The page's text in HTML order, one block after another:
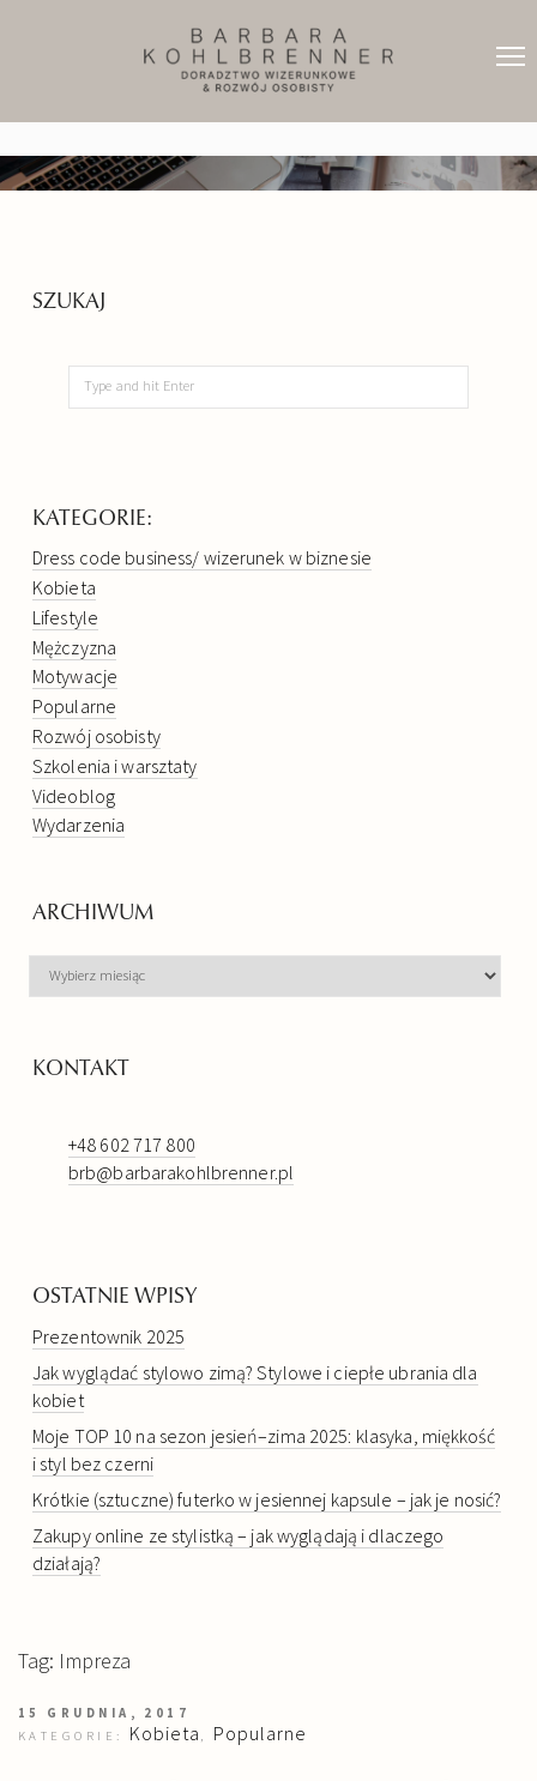
SZUKAJ
KATEGORIE:
Dress code business/ wizerunek w biznesie
Kobieta
Lifestyle
Mężczyzna
Motywacje
Popularne
Rozwój osobisty
Szkolenia i warsztaty
Videoblog
Wydarzenia
ARCHIWUM
KONTAKT
+48 602 717 800
brb@barbarakohlbrenner.pl
OSTATNIE WPISY
Prezentownik 2025
Jak wyglądać stylowo zimą? Stylowe i ciepłe ubrania dla
kobiet
Moje TOP 10 na sezon jesień–zima 2025: klasyka, miękkość
i styl bez czerni
Krótkie (sztuczne) futerko w jesiennej kapsule – jak je nosić?
Zakupy online ze stylistką – jak wyglądają i dlaczego
działają?
Tag: Impreza
15 GRUDNIA, 2017
KATEGORIE: Kobieta Popularne